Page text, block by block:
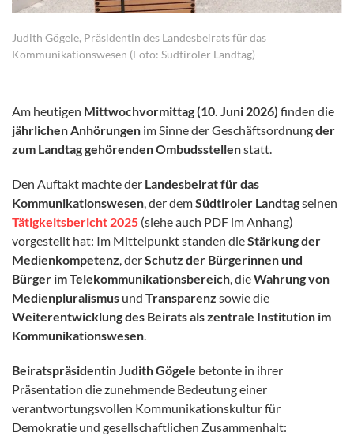
Judith Gögele, Präsidentin des Landesbeirats für das
Kommunikationswesen (Foto: Südtiroler Landtag)
Am heutigen Mittwochvormittag (10. Juni 2026) finden die
jährlichen Anhörungen im Sinne der Geschäftsordnungder
zum Landtag gehörenden Ombudsstellenstatt.
Den Auftakt machte der Landesbeirat für das
Kommunikationswesen, der demSüdtiroler Landtagseinen
Tätigkeitsbericht 2025 (siehe auch PDF im Anhang)
vorgestellt hat: Im Mittelpunkt standen dieStärkung der
Medienkompetenz, derSchutz der Bürgerinnen und
Bürger im Telekommunikationsbereich, dieWahrung von
Medienpluralismus und Transparenz sowie die
Weiterentwicklung des Beirats als zentrale Institution im
Kommunikationswesen.
Beiratspräsidentin Judith Gögele betonte in ihrer
Präsentation die zunehmende Bedeutung einer
verantwortungsvollen Kommunikationskultur für
Demokratie und gesellschaftlichen Zusammenhalt: